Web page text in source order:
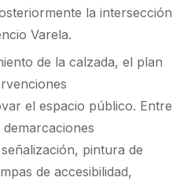
la intersección
Varela.
de la calzada, el plan
el espacio público. Entre
pintura de
de accesibilidad,